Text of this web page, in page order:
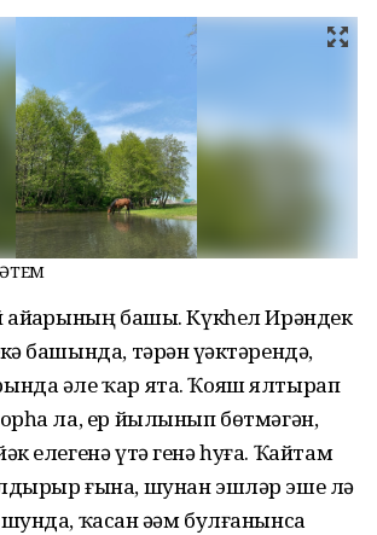
айҙарының башы. Күкһел Ирәндек
башында, тәрән үҙәктәрендә,
әле ҡар ята. Ҡояш ялтырап
ла, ер йылынып бөтмәгән,
елегенә үтә генә һуға. Ҡайтам
ғына, шунан эшләр эше лә
ҡасан әҙәм булғанынса